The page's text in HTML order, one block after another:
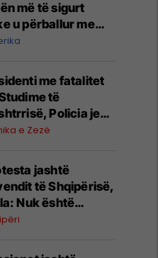
më të sigurt
u përballur me
me fatalitet
të
Policia jep
tjera
e Zezë
jashtë
të Shqipërisë,
Nuk është
është